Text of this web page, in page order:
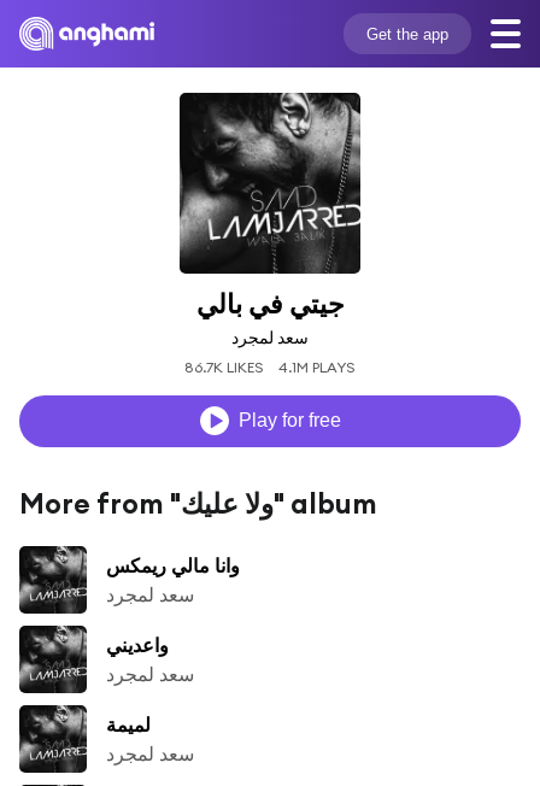
Get the app
جيتي في بالي
سعد لمجرد
86.7K LIKES 4.1M PLAYS
Play for free
More from "ولا عليك" album
وانا مالي ريمكس
سعد لمجرد
واعديني
سعد لمجرد
لميمة
سعد لمجرد